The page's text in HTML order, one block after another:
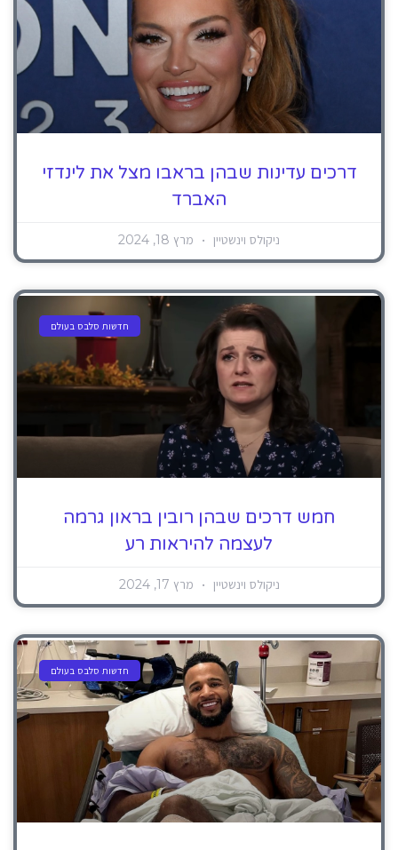
דרכים עדינות שבהן בראבו מצל את לינדזי
האברד
ניקולס וינשטיין מרץ 18, 2024
חדשות סלבס בעולם
חמש דרכים שבהן רובין בראון גרמה
לעצמה להיראות רע
ניקולס וינשטיין מרץ 17, 2024
חדשות סלבס בעולם